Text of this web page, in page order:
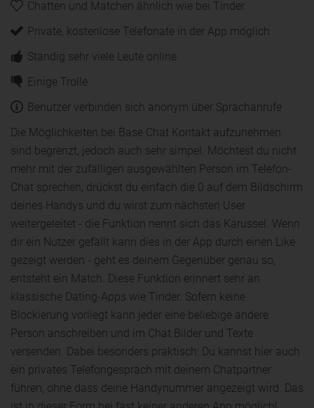
Chatten und Matchen ähnlich wie bei Tinder
Private, kostenlose Telefonate in der App möglich
Ständig sehr viele Leute online
Einige Trolle
Benutzer verbinden sich anonym über Sprachanrufe
Die Möglichkeiten bei Base Chat Kontakt aufzunehmen
sind begrenzt, jedoch auch sehr simpel. Möchtest du nicht
mehr mit der zufälligen ausgewählten Person im Telefon-
Chat sprechen, drückst du einfach die 0 auf dem Bildschirm
deines Handys und du wirst zum nächsten User
weitergeleitet - die Funktion nennt sich das Karussel. Wenn
dir ein Nutzer gefällt kann dies in der App durch einen Like
gezeigt werden - geht es deinem Gegenüber genau so,
entsteht ein Match. Diese Funktion erinnert sehr an
klassische Dating-Apps wie Tinder. Sofern keine
Blockierung vorliegt kann jeder eine beliebige andere
Person anschreiben und im Chat Bilder und Texte
versenden. Dabei besonders praktisch: Du kannst hier auch
ein privates Telefongespräch mit deinem Chatpartner
führen, ohne dass deine Handynummer angezeigt wird. Das